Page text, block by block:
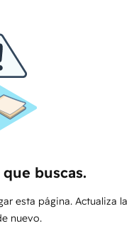
buscas.
esta página. Actualiza la
nuevo.